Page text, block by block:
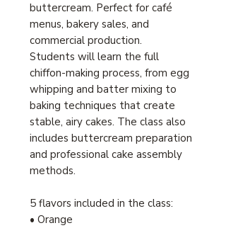
buttercream. Perfect for café
menus, bakery sales, and
commercial production.
Students will learn the full
chiffon-making process, from egg
whipping and batter mixing to
baking techniques that create
stable, airy cakes. The class also
includes buttercream preparation
and professional cake assembly
methods.
5 flavors included in the class:
• Orange